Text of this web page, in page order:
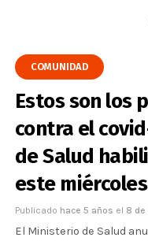
COMUNIDAD
Estos son los
contra el
de Salud
este
Publicado hace 5 años el 8 de
El Ministerio de Salud